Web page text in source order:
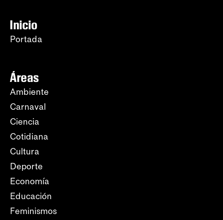
Inicio
Portada
Áreas
Ambiente
Carnaval
Ciencia
Cotidiana
Cultura
Deporte
Economía
Educación
Feminismos